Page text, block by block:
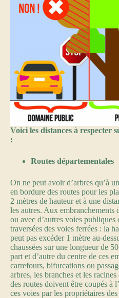
Voici les distances à respecter
:
Routes départementales
On ne peut avoir d’arbres qu’à
en bordure des routes pour les
2 mètres de hauteur et à une
les autres. Aux embranchements
ou avec d’autres voies publiques
traversées des voies ferrées : la
peut pas excéder 1 mètre au-
chaussées sur une longueur de
part et d’autre du centre de ces
carrefours, bifurcations ou
arbres, les branches et les
des routes doivent être coupés à
ces voies par les propriétaires des